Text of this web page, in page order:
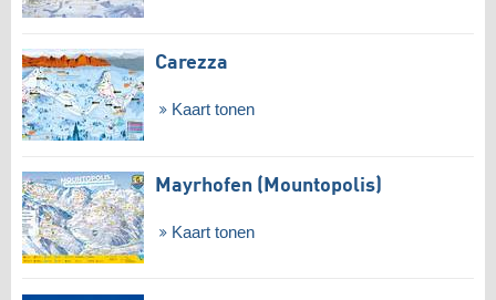
Carezza
Kaart tonen
Mayrhofen (Mountopolis)
Kaart tonen